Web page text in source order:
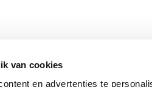
van cookies
en advertenties te